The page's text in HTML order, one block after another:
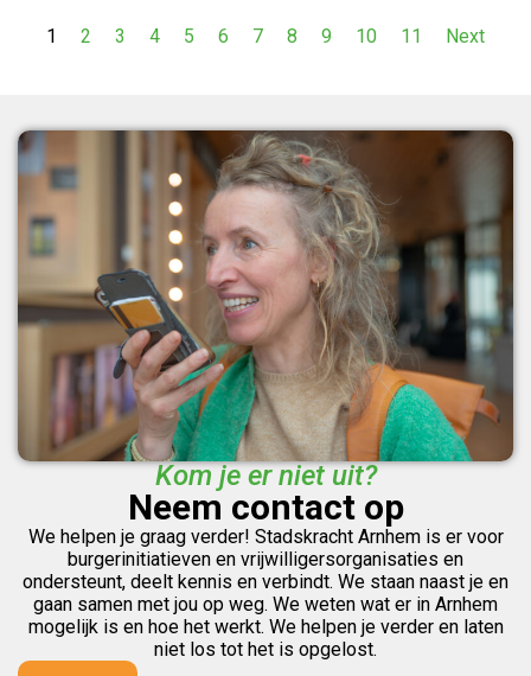
1 2 3 4 5 6 7 8 9 10 11 Next
Kom je er niet uit?
Neem contact op
We helpen je graag verder! Stadskracht Arnhem is er voor
burgerinitiatieven en vrijwilligersorganisaties en
ondersteunt, deelt kennis en verbindt. We staan naast je en
gaan samen met jou op weg. We weten wat er in Arnhem
mogelijk is en hoe het werkt. We helpen je verder en laten
niet los tot het is opgelost.